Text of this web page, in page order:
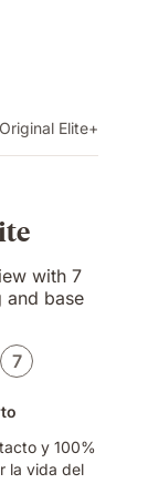
Elite+
7
y 100%
la vida del